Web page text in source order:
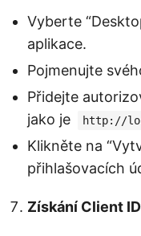
Vyberte
aplikace.
Pojmenujte
Přidejte
jako je
http://
Klikněte na
přihlašovacích
Získání Client